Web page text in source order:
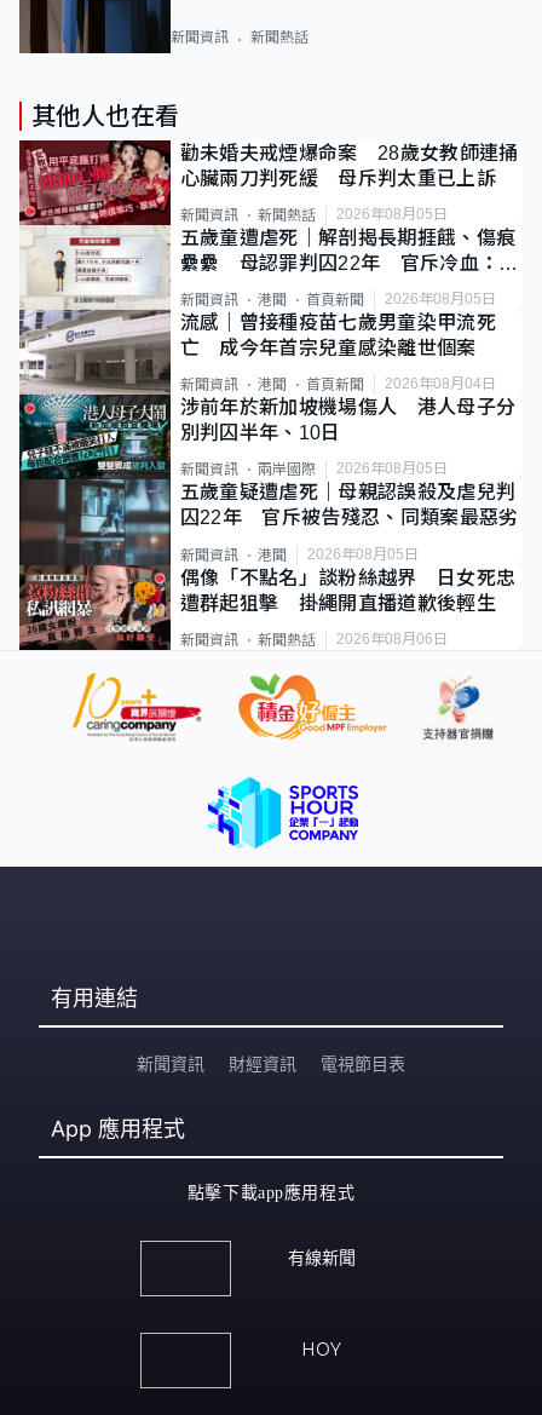
新聞資訊 新聞熱話
其他人也在看
勸未婚夫戒煙爆命案 28歲女教師連捅
心臟兩刀判死緩 母斥判太重已上訴
新聞資訊 新聞熱話 2026年08月05日
五歲童遭虐死｜解剖揭長期捱餓、傷痕
纍纍 母認罪判囚22年 官斥冷血：同
類案最惡劣
新聞資訊 港聞 首頁新聞 2026年08月05日
流感｜曾接種疫苗七歲男童染甲流死
亡 成今年首宗兒童感染離世個案
新聞資訊 港聞 首頁新聞 2026年08月04日
涉前年於新加坡機場傷人 港人母子分
別判囚半年、10日
新聞資訊 兩岸國際 2026年08月05日
五歲童疑遭虐死｜母親認誤殺及虐兒判
囚22年 官斥被告殘忍、同類案最惡劣
新聞資訊 港聞 2026年08月05日
偶像「不點名」談粉絲越界 日女死忠
遭群起狙擊 掛繩開直播道歉後輕生
新聞資訊 新聞熱話 2026年08月06日
有用連結
新聞資訊 財經資訊 電視節目表
App 應用程式
點擊下載app應用程式
有線新聞
HOY